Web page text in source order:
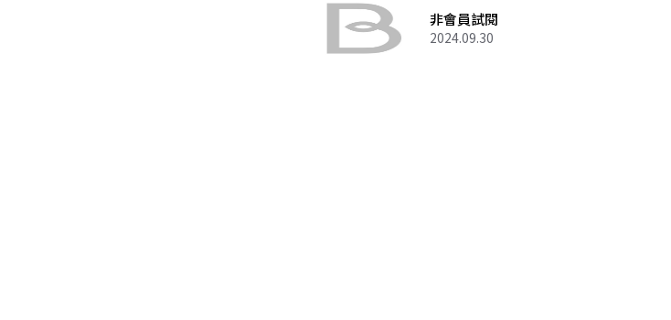
非會員試閱
2024.09.30